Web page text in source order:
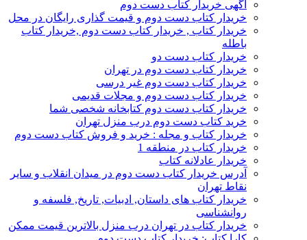
آگهی خریدار کتاب دست دوم
خریدار کتاب دست دوم و قیمت گذاری رایگان در محل
خریدار کتاب , خریدار کتاب دست دوم ,خریدار کتاب
باطله
خریدار کتاب دست دو
خریدار کتاب دست دوم در تهران
خریدار کتاب دست دوم غیر درسی
خریدار کتاب دست دوم و مجلات قدیمی
خریدار کتاب دست دوم کتابخانه شخصی شما
خرید کتاب دست دوم درب منزل تهران
خریدار کتاب و مجله : خرید و فروش کتاب دست دوم
خریدار کتاب در منطقه 1
خریدار عادلانه کتاب
آدرس خریدار کتاب دست دوم در میدان انقلاب و سایر
نقاط تهران
خریدار کتاب های داستان, ادبیات, تاریخ, فلسفه و
روانشناسی
خریدار کتاب در تهران درب منزل بالاترین قیمت ممکن